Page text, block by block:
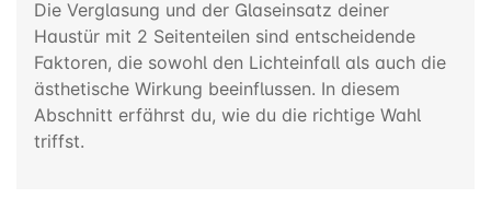
Die Verglasung und der Glaseinsatz deiner
Haustür mit 2 Seitenteilen sind entscheidende
Faktoren, die sowohl den Lichteinfall als auch die
ästhetische Wirkung beeinflussen. In diesem
Abschnitt erfährst du, wie du die richtige Wahl
triffst.